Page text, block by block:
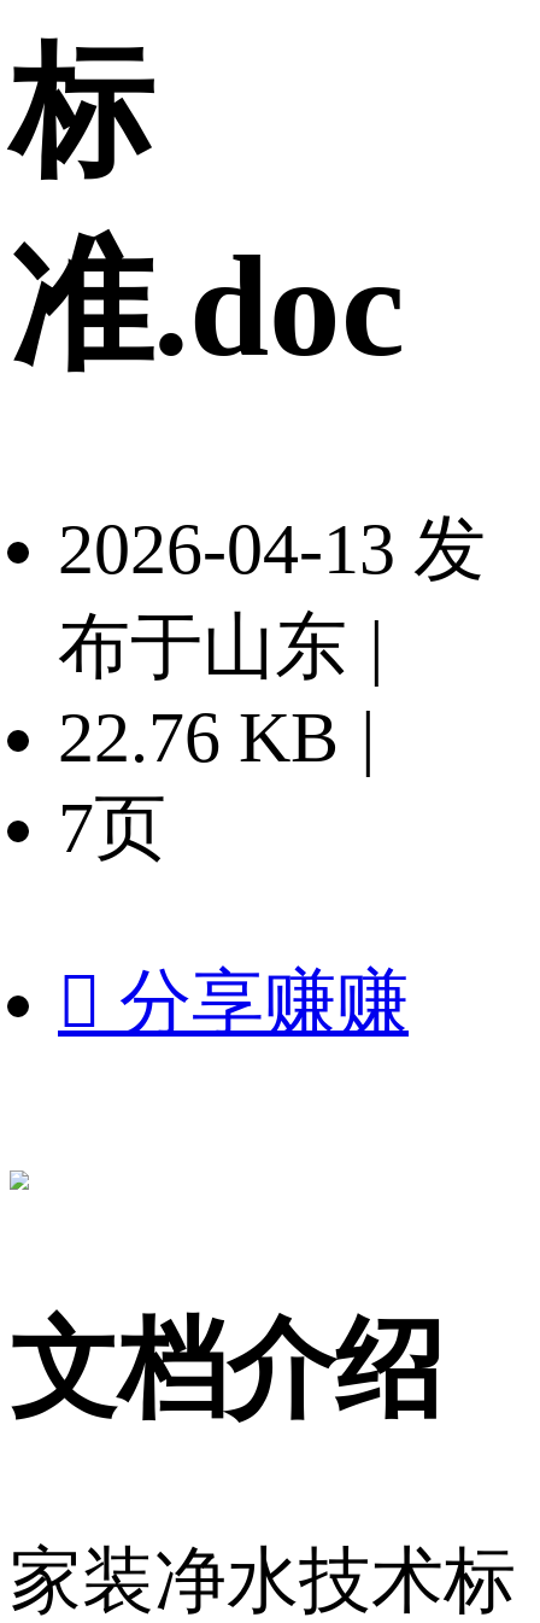
标
准.doc
2026-04-13 发
布于山东 |
22.76 KB |
7页
 分享赚赚
文档介绍
家装净水技术标